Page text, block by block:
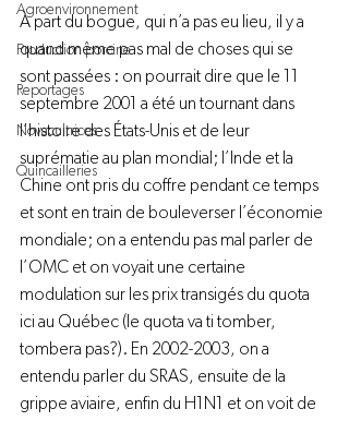
Agroenvironnement
Production porcine
Reportages
Novacultrices
Quincailleries
À part du bogue, qui n’a pas eu lieu, il y a
quand même pas mal de choses qui se
sont passées : on pourrait dire que le 11
septembre 2001 a été un tournant dans
l’histoire des États-Unis et de leur
suprématie au plan mondial; l’Inde et la
Chine ont pris du coffre pendant ce temps
et sont en train de bouleverser l’économie
mondiale; on a entendu pas mal parler de
l’OMC et on voyait une certaine
modulation sur les prix transigés du quota
ici au Québec (le quota va ti tomber,
tombera pas?). En 2002-2003, on a
entendu parler du SRAS, ensuite de la
grippe aviaire, enfin du H1N1 et on voit de